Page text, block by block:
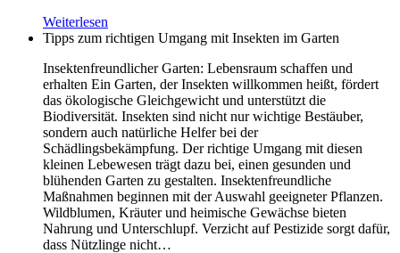
Weiterlesen
Tipps zum richtigen Umgang mit Insekten im Garten
Insektenfreundlicher Garten: Lebensraum schaffen und
erhalten Ein Garten, der Insekten willkommen heißt, fördert
das ökologische Gleichgewicht und unterstützt die
Biodiversität. Insekten sind nicht nur wichtige Bestäuber,
sondern auch natürliche Helfer bei der
Schädlingsbekämpfung. Der richtige Umgang mit diesen
kleinen Lebewesen trägt dazu bei, einen gesunden und
blühenden Garten zu gestalten. Insektenfreundliche
Maßnahmen beginnen mit der Auswahl geeigneter Pflanzen.
Wildblumen, Kräuter und heimische Gewächse bieten
Nahrung und Unterschlupf. Verzicht auf Pestizide sorgt dafür,
dass Nützlinge nicht…